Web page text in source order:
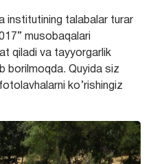
institutining talabalar turar
musobaqalari
qiladi va tayyorgarlik
borilmoqda. Quyida siz
ko’rishingiz